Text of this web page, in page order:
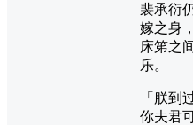
裴承衍
嫁之身
床笫之
乐。
「朕到
你夫君